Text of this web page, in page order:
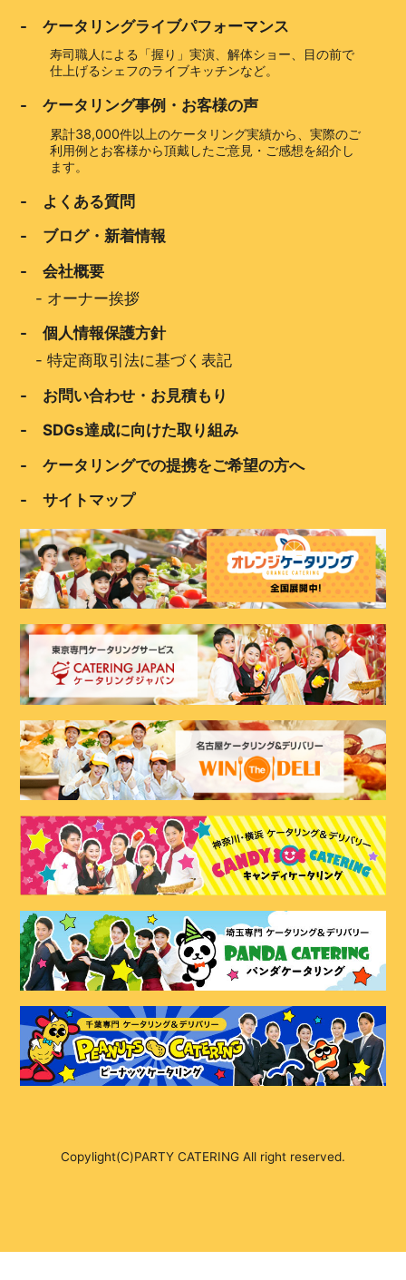
- ケータリングライブパフォーマンス
寿司職人による「握り」実演、解体ショー、目の前で
仕上げるシェフのライブキッチンなど。
- ケータリング事例・お客様の声
累計38,000件以上のケータリング実績から、実際のご
利用例とお客様から頂戴したご意見・ご感想を紹介し
ます。
- よくある質問
- ブログ・新着情報
- 会社概要
- オーナー挨拶
- 個人情報保護方針
-特定商取引法に基づく表記
- お問い合わせ・お見積もり
- SDGs達成に向けた取り組み
- ケータリングでの提携をご希望の方へ
- サイトマップ
Copylight(C)PARTY CATERING All right reserved.